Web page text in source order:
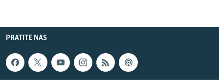
PRATITE NAS